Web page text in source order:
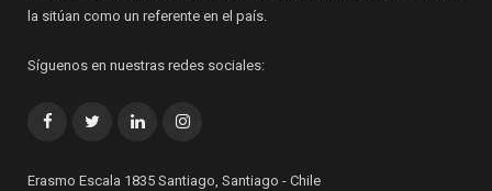
la sitúan como un referente en el país.
Síguenos en nuestras redes sociales:
FacebookTwitterLinkedInInstagram
Erasmo Escala 1835 Santiago, Santiago - Chile